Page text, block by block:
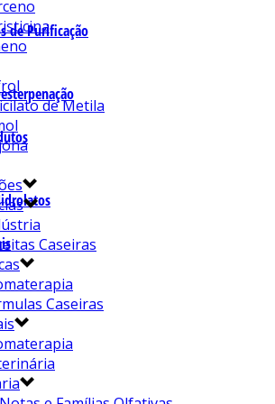
de Purificação
de Metila
Caseiras
Caseiras